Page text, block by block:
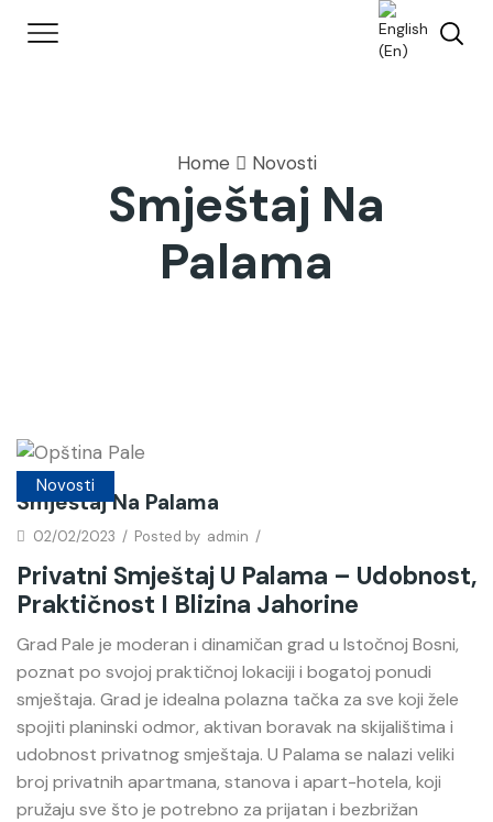
Home Novosti
Smještaj Na
Palama
Novosti
Smještaj Na Palama
02/02/2023 / Posted by admin /
Privatni Smještaj U Palama – Udobnost,
Praktičnost I Blizina Jahorine
Grad Pale je moderan i dinamičan grad u Istočnoj Bosni,
poznat po svojoj praktičnoj lokaciji i bogatoj ponudi
smještaja. Grad je idealna polazna tačka za sve koji žele
spojiti planinski odmor, aktivan boravak na skijalištima i
udobnost privatnog smještaja. U Palama se nalazi veliki
broj privatnih apartmana, stanova i apart-hotela, koji
pružaju sve što je potrebno za prijatan i bezbrižan